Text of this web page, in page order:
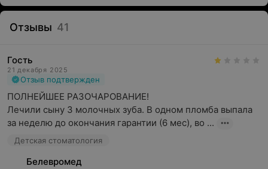
Отзывы 41
Гость
21 декабря 2025
Отзыв подтвержден
ПОЛНЕЙШЕЕ РАЗОЧАРОВАНИЕ!
Лечили сыну 3 молочных зуба. В одном пломба выпала
за неделю до окончания гарантии (6 мес), во ...
Детская стоматология
Белевромед